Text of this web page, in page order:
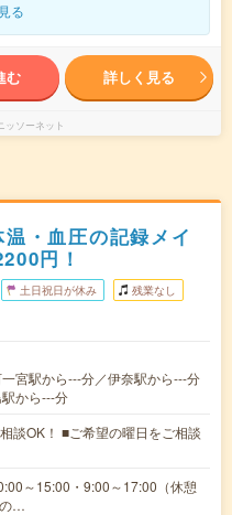
る
む 詳しく見る
ッソーネット
・血圧の記録メイ
円！
土日祝日が休み 残業なし
宮駅から---分／伊奈駅から---分
から---分
談OK！ ■ご希望の曜日をご相談
～15:00・9:00～17:00（休憩
…